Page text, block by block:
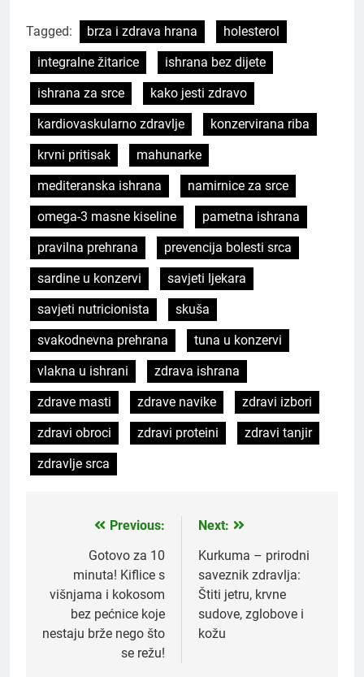
Tagged: brza i zdrava hrana
holesterol
integralne žitarice
ishrana bez dijete
ishrana za srce
kako jesti zdravo
kardiovaskularno zdravlje
konzervirana riba
krvni pritisak
mahunarke
mediteranska ishrana
namirnice za srce
omega-3 masne kiseline
pametna ishrana
pravilna prehrana
prevencija bolesti srca
sardine u konzervi
savjeti ljekara
savjeti nutricionista
skuša
svakodnevna prehrana
tuna u konzervi
vlakna u ishrani
zdrava ishrana
zdrave masti
zdrave navike
zdravi izbori
zdravi obroci
zdravi proteini
zdravi tanjir
zdravlje srca
navigation
Previous:
Gotovo za 10
minuta! Kiflice s
višnjama i kokosom
bez pećnice koje
nestaju brže nego što
se režu!
Next:
Kurkuma – prirodni
saveznik zdravlja:
Štiti jetru, krvne
sudove, zglobove i
kožu